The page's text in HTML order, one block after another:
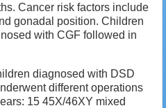
Cancer risk factors include
gonadal position. Children
with CGF followed in
diagnosed with DSD
different operations
15 45X/46XY mixed